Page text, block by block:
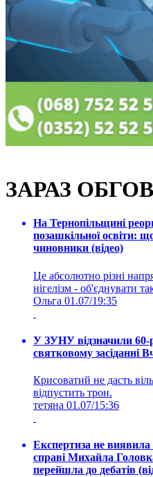
ЗАРАЗ
На Тернопільщині
позашкільної освіти:
чиновники (відео)
Це абсолютно різні
нігелізм - об'єднувати
Ольга 01.07/19:35
У ЗУНУ відзначили 60-
святковому засіданні
Крисоватий не дасть
відпустить трон.
тетяна 01.07/15:36
Експертиза не виявила
справі Михайла
перейшла до дебатів